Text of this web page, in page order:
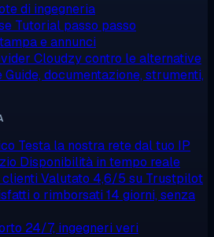
di ingegneria
Tutorial passo passo
e annunci
Cloudzy contro le alternative
Guide, documentazione, strumenti,
Testa la nostra rete dal tuo IP
Disponibilità in tempo reale
clienti Valutato 4,6/5 su Trustpilot
o rimborsati 14 giorni, senza
24/7, ingegneri veri